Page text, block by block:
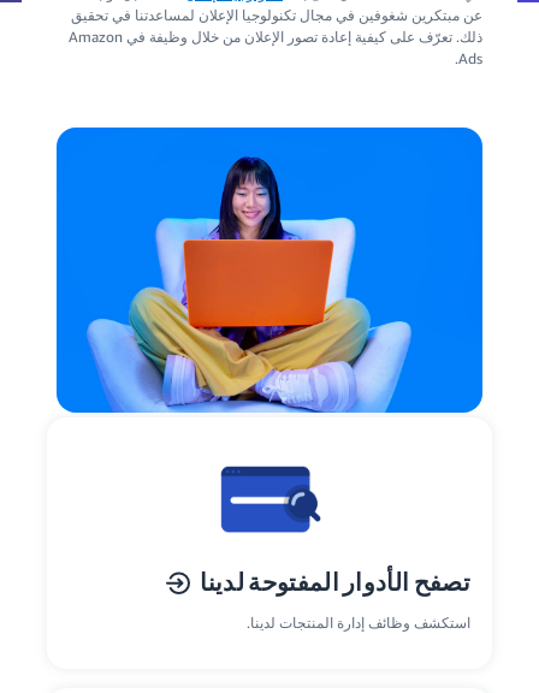
عن مبتكرين شغوفين في مجال تكنولوجيا الإعلان لمساعدتنا في تحقيق
ذلك. تعرّف على كيفية إعادة تصور الإعلان من خلال وظيفة في Amazon
Ads.
تصفح الأدوار المفتوحة لدينا
استكشف وظائف إدارة المنتجات لدينا.